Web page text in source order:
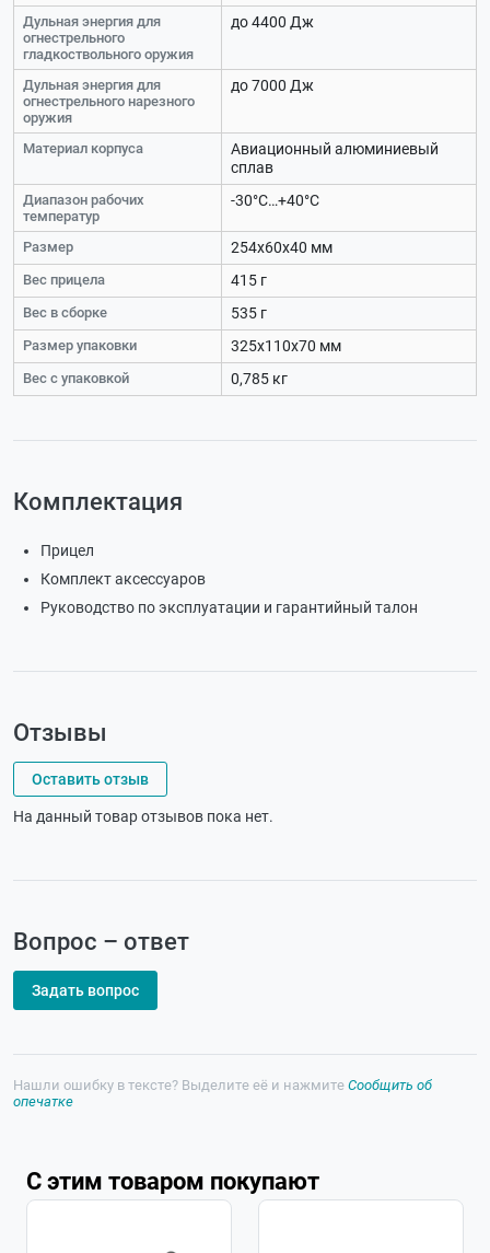
Дульная энергия для
огнестрельного
гладкоствольного оружия
до 4400 Дж
Дульная энергия для
огнестрельного нарезного
оружия
до 7000 Дж
Материал корпуса
Авиационный алюминиевый
сплав
Диапазон рабочих
температур
-30°C…+40°C
Размер 254х60х40 мм
Вес прицела 415 г
Вес в сборке 535 г
Размер упаковки 325х110х70 мм
Вес с упаковкой 0,785 кг
Комплектация
Прицел
Комплект аксессуаров
Руководство по эксплуатации и гарантийный талон
Отзывы
Оставить отзыв
На данный товар отзывов пока нет.
Вопрос – ответ
Задать вопрос
Нашли ошибку в тексте? Выделите её и нажмите Сообщить об
опечатке
С этим товаром покупают